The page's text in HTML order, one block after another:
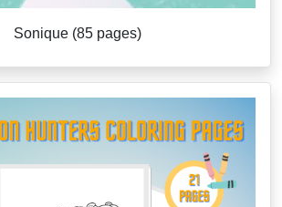
Sonique (85 pages)